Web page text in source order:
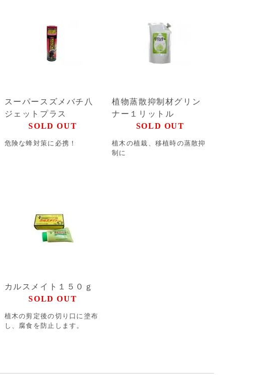
スーパースズメバチ八
ジェットプラス
SOLD OUT
危険な蜂対策に必携！
植物蒸散抑制材グリン
ナー１リットル
SOLD OUT
植木の植栽、移植時の蒸散抑
制に
カルスメイト１５０ｇ
SOLD OUT
植木の剪定後の切り口に塗布
し、腐食を防止します。